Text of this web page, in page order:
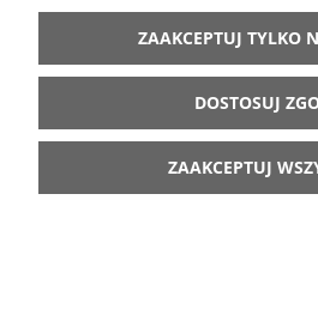
BĄDŹ Z
ZAAKCEPTUJ TYLKO
DOSTOSUJ
ZAAKCEPTUJ